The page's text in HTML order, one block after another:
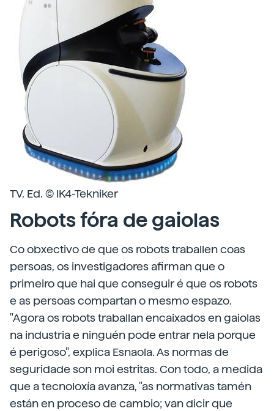
TV. Ed. © IK4-Tekniker
Robots fóra de gaiolas
Co obxectivo de que os robots traballen coas
persoas, os investigadores afirman que o
primeiro que hai que conseguir é que os robots
e as persoas compartan o mesmo espazo.
"Agora os robots traballan encaixados en gaiolas
na industria e ninguén pode entrar nela porque
é perigoso", explica Esnaola. As normas de
seguridade son moi estritas. Con todo, a medida
que a tecnoloxía avanza, "as normativas tamén
están en proceso de cambio; van dicir que